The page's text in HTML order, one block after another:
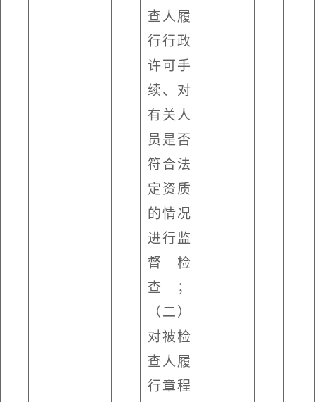
查人履
行行政
许可手
续、对
有关人
员是否
符合法
定资质
的情况
进行监
督检
查；
（二）
对被检
查人履
行章程